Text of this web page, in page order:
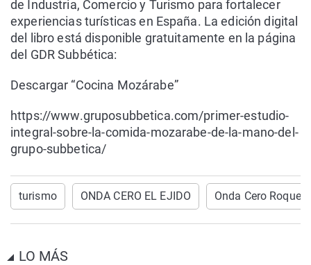
de Industria, Comercio y Turismo para fortalecer
experiencias turísticas en España. La edición digital
del libro está disponible gratuitamente en la página
del GDR Subbética:
Descargar “Cocina Mozárabe”
https://www.gruposubbetica.com/primer-estudio-
integral-sobre-la-comida-mozarabe-de-la-mano-del-
grupo-subbetica/
turismo ONDA CERO EL EJIDO Onda Cero
LO MÁS